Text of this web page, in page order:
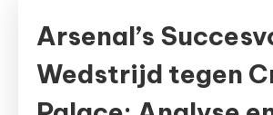
Arsenal’s
Wedstrijd tegen